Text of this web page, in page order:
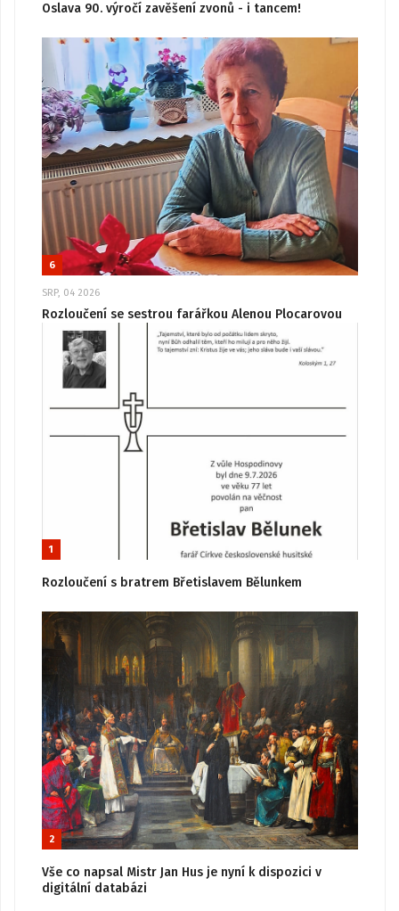
Oslava 90. výročí zavěšení zvonů - i tancem!
6
SRP, 04 2026
Rozloučení se sestrou farářkou Alenou Plocarovou
1
Rozloučení s bratrem Břetislavem Bělunkem
2
Vše co napsal Mistr Jan Hus je nyní k dispozici v
digitální databázi